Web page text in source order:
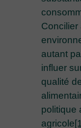
Concilier
autant
influer
qualité
politique
agricole